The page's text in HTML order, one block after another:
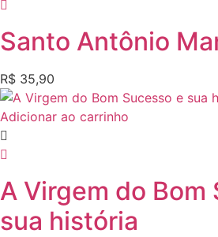
Santo Antônio
R$ 35,90
Adicionar ao carrinho
A Virgem do Bom
sua história